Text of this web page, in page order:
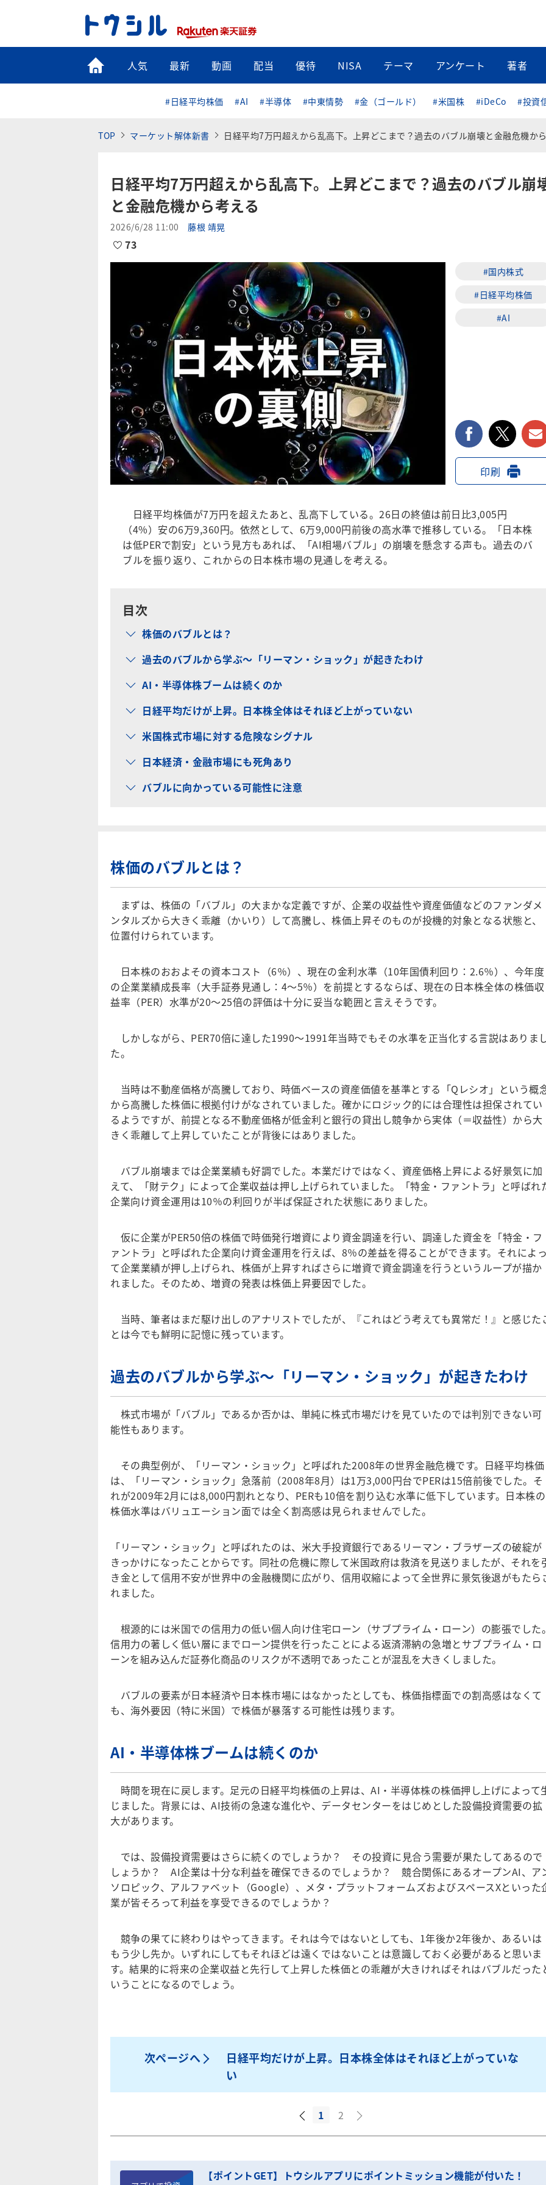
トップ
人気 最新 動画 配当 優待 NISA テーマ アンケート 著者
#日経平均株価 #AI #半導体 #中東情勢 #金（ゴールド） #米国株 #iDeCo #投資
TOP マーケット解体新書 日経平均7万円超えから乱高下。上昇どこまで？過去のバブル崩壊と金融危機から考え
日経平均7万円超えから乱高下。上昇どこまで？過去のバブル崩
と金融危機から考える
2026/6/28 11:00 藤根 靖晃
73
#国内株式
#日経平均株価
#AI
facebook
印刷
日経平均株価が7万円を超えたあと、乱高下している。26日の終値は前日比3,005円
（4%）安の6万9,360円。依然として、6万9,000円前後の高水準で推移している。「日本株
は低PERで割安」という見方もあれば、「AI相場バブル」の崩壊を懸念する声も。過去のバ
ブルを振り返り、これからの日本株市場の見通しを考える。
目次
株価のバブルとは？
過去のバブルから学ぶ～「リーマン・ショック」が起きたわけ
AI・半導体株ブームは続くのか
日経平均だけが上昇。日本株全体はそれほど上がっていない
米国株式市場に対する危険なシグナル
日本経済・金融市場にも死角あり
バブルに向かっている可能性に注意
株価のバブルとは？
まずは、株価の「バブル」の大まかな定義ですが、企業の収益性や資産価値などのファンダメ
ンタルズから大きく乖離（かいり）して高騰し、株価上昇そのものが投機的対象となる状態と、
位置付けられています。
日本株のおおよその資本コスト（6％）、現在の金利水準（10年国債利回り：2.6％）、今年度
の企業業績成長率（大手証券見通し：4～5％）を前提とするならば、現在の日本株全体の株価収
益率（PER）水準が20～25倍の評価は十分に妥当な範囲と言えそうです。
しかしながら、PER70倍に達した1990～1991年当時でもその水準を正当化する言説はありま
た。
当時は不動産価格が高騰しており、時価ベースの資産価値を基準とする「Qレシオ」という概
から高騰した株価に根拠付けがなされていました。確かにロジック的には合理性は担保されてい
るようですが、前提となる不動産価格が低金利と銀行の貸出し競争から実体（＝収益性）から大
きく乖離して上昇していたことが背後にはありました。
バブル崩壊までは企業業績も好調でした。本業だけではなく、資産価格上昇による好景気に加
えて、「財テク」によって企業収益は押し上げられていました。「特金・ファントラ」と呼ばれ
企業向け資金運用は10％の利回りが半ば保証された状態にありました。
仮に企業がPER50倍の株価で時価発行増資により資金調達を行い、調達した資金を「特金・フ
ァントラ」と呼ばれた企業向け資金運用を行えば、8％の差益を得ることができます。それによ
て企業業績が押し上げられ、株価が上昇すればさらに増資で資金調達を行うというループが描か
れました。そのため、増資の発表は株価上昇要因でした。
当時、筆者はまだ駆け出しのアナリストでしたが、『これはどう考えても異常だ！』と感じた
とは今でも鮮明に記憶に残っています。
過去のバブルから学ぶ～「リーマン・ショック」が起きたわけ
株式市場が「バブル」であるか否かは、単純に株式市場だけを見ていたのでは判別できない可
能性もあります。
その典型例が、「リーマン・ショック」と呼ばれた2008年の世界金融危機です。日経平均株価
は、「リーマン・ショック」急落前（2008年8月）は1万3,000円台でPERは15倍前後でした。そ
れが2009年2月には8,000円割れとなり、PERも10倍を割り込む水準に低下しています。日本株の
株価水準はバリュエーション面では全く割高感は見られませんでした。
「リーマン・ショック」と呼ばれたのは、米大手投資銀行であるリーマン・ブラザーズの破綻が
きっかけになったことからです。同社の危機に際して米国政府は救済を見送りましたが、それを
き金として信用不安が世界中の金融機関に広がり、信用収縮によって全世界に景気後退がもたら
れました。
根源的には米国での信用力の低い個人向け住宅ローン（サブプライム・ローン）の膨張でした
信用力の著しく低い層にまでローン提供を行ったことによる返済滞納の急増とサブプライム・ロ
ーンを組み込んだ証券化商品のリスクが不透明であったことが混乱を大きくしました。
バブルの要素が日本経済や日本株市場にはなかったとしても、株価指標面での割高感はなくて
も、海外要因（特に米国）で株価が暴落する可能性は残ります。
AI・半導体株ブームは続くのか
時間を現在に戻します。足元の日経平均株価の上昇は、AI・半導体株の株価押し上げによって
じました。背景には、AI技術の急速な進化や、データセンターをはじめとした設備投資需要の拡
大があります。
では、設備投資需要はさらに続くのでしょうか？ その投資に見合う需要が果たしてあるので
しょうか？ AI企業は十分な利益を確保できるのでしょうか？ 競合関係にあるオープンAI、ア
ソロピック、アルファベット（Google）、メタ・プラットフォームズおよびスペースXといった
業が皆そろって利益を享受できるのでしょうか？
競争の果てに終わりはやってきます。それは今ではないとしても、1年後か2年後か、あるいは
もう少し先か。いずれにしてもそれほどは遠くではないことは意識しておく必要があると思いま
す。結果的に将来の企業収益と先行して上昇した株価との乖離が大きければそれはバブルだった
いうことになるのでしょう。
次ページへ
日経平均だけが上昇。日本株全体はそれほど上がっていな
い
1 2
【ポイントGET】トウシルアプリにポイントミッション機能が付いた！